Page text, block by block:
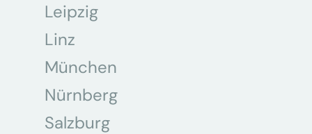
Leipzig
Linz
München
Nürnberg
Salzburg